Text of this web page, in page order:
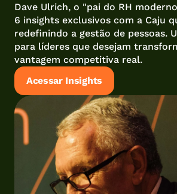
Dave Ulrich, o "pai do RH
6 insights exclusivos com a Caju
redefinindo a gestão de pessoas.
para líderes que desejam
vantagem competitiva real.
Acessar Insights